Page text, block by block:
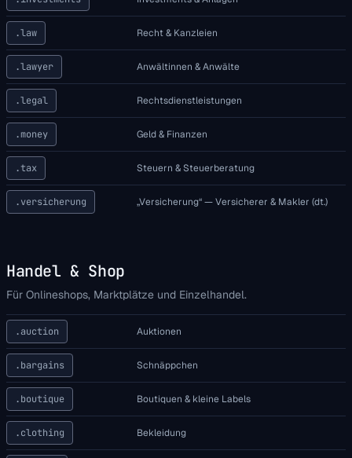
.law Recht & Kanzleien
.lawyer Anwältinnen & Anwälte
.legal Rechtsdienstleistungen
.money Geld & Finanzen
.tax Steuern & Steuerberatung
.versicherung „Versicherung“ — Versicherer & Makler (dt.)
Handel & Shop
Für Onlineshops, Marktplätze und Einzelhandel.
.auction Auktionen
.bargains Schnäppchen
.boutique Boutiquen & kleine Labels
.clothing Bekleidung